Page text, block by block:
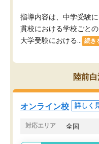
指導内容は、中学受験
貫校における学校ごと
大学受験における...
続き
陸前
オンライン校 詳しく
対応エリア 全国